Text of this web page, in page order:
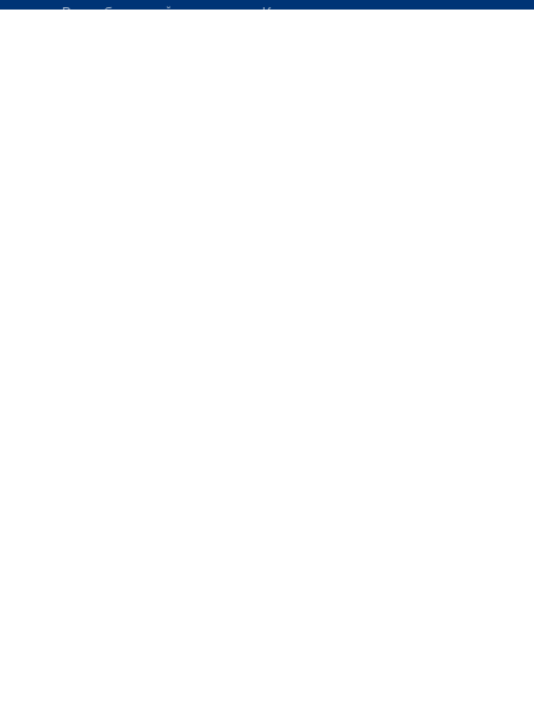
Разработка сайта клиники в Казахстане